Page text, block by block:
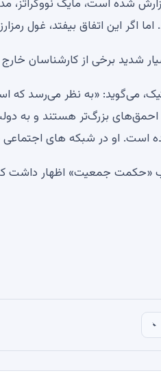
بیفتد، غول رمزارز انتظار دارد تا
شدید برخی از کارشناسان
می‌گوید: «به نظر می‌رسد
بزرگ‌تر هستند و به
است. او در شبکه های
«حکمت جمعیت» اظهار داشت که